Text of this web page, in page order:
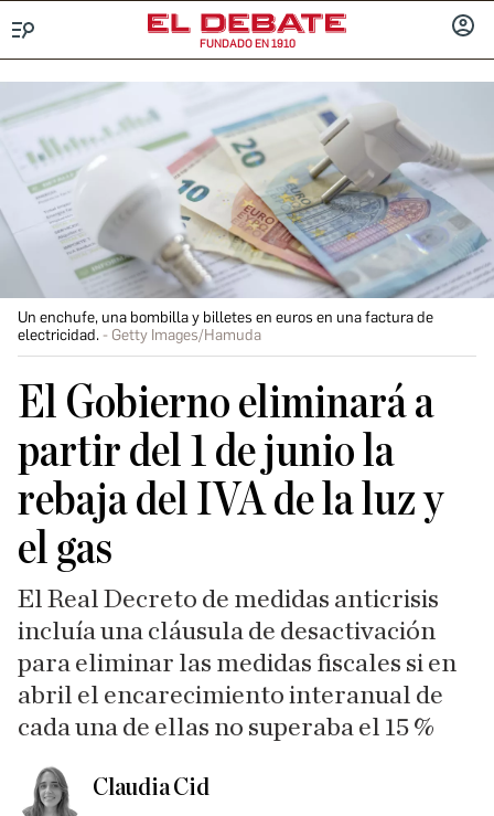
FUNDADO EN 1910
Un enchufe, una bombilla y billetes en euros en una factura de
electricidad.
Getty Images/Hamuda
El Gobierno eliminará a
partir del 1 de junio la
rebaja del IVA de la luz y
el gas
El Real Decreto de medidas anticrisis
incluía una cláusula de desactivación
para eliminar las medidas fiscales si en
abril el encarecimiento interanual de
cada una de ellas no superaba el 15 %
Claudia Cid